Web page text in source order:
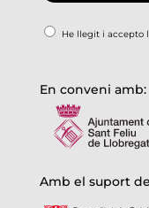
He llegit i accepto
En conveni amb:
Amb el suport